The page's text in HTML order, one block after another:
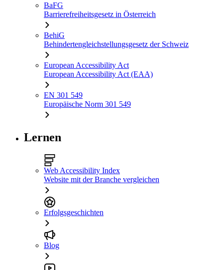
BaFG
Barrierefreiheitsgesetz in Österreich
BehiG
Behindertengleichstellungsgesetz der Schweiz
European Accessibility Act
European Accessibility Act (EAA)
EN 301 549
Europäische Norm 301 549
Lernen
Web Accessibility Index
Website mit der Branche vergleichen
Erfolgsgeschichten
Blog